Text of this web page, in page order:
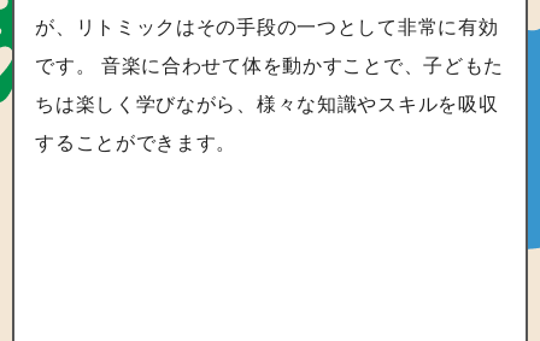
が、リトミックはその手段の一つとして非常に有効
です。 音楽に合わせて体を動かすことで、子どもた
ちは楽しく学びながら、様々な知識やスキルを吸収
することができます。